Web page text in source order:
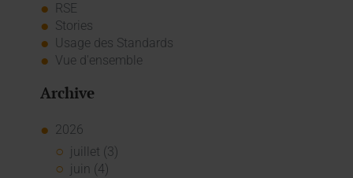
RSE
Stories
Usage des Standards
Vue d'ensemble
Archive
2026
juillet (3)
juin (4)